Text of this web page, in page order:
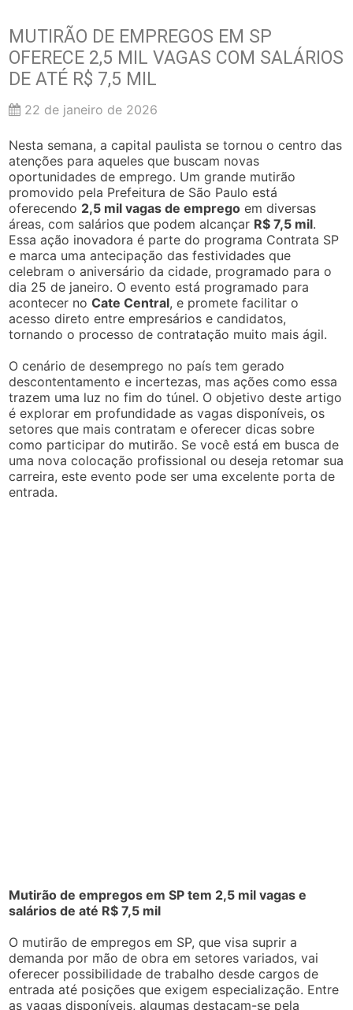
MUTIRÃO DE EMPREGOS EM SP
OFERECE 2,5 MIL VAGAS COM SALÁRIOS
DE ATÉ R$ 7,5 MIL
22 de janeiro de 2026
Nesta semana, a capital paulista se tornou o centro das
atenções para aqueles que buscam novas
oportunidades de emprego. Um grande mutirão
promovido pela Prefeitura de São Paulo está
oferecendo 2,5 mil vagas de emprego em diversas
áreas, com salários que podem alcançar R$ 7,5 mil.
Essa ação inovadora é parte do programa Contrata SP
e marca uma antecipação das festividades que
celebram o aniversário da cidade, programado para o
dia 25 de janeiro. O evento está programado para
acontecer noCate Central, e promete facilitar o
acesso direto entre empresários e candidatos,
tornando o processo de contratação muito mais ágil.
O cenário de desemprego no país tem gerado
descontentamento e incertezas, mas ações como essa
trazem uma luz no fim do túnel. O objetivo deste artigo
é explorar em profundidade as vagas disponíveis, os
setores que mais contratam e oferecer dicas sobre
como participar do mutirão. Se você está em busca de
uma nova colocação profissional ou deseja retomar sua
carreira, este evento pode ser uma excelente porta de
entrada.
Mutirão de empregos em SP tem 2,5 mil vagas e
salários de até R$ 7,5 mil
O mutirão de empregos em SP, que visa suprir a
demanda por mão de obra em setores variados, vai
oferecer possibilidade de trabalho desde cargos de
entrada até posições que exigem especialização. Entre
as vagas disponíveis, algumas destacam-se pela